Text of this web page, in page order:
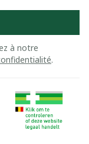
à notre
.